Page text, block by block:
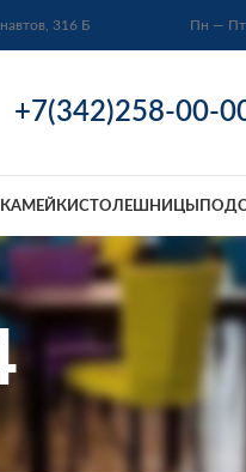
316 Б Пн — Пт
+7(342)258-00-
СТОЛЕШНИЦЫ